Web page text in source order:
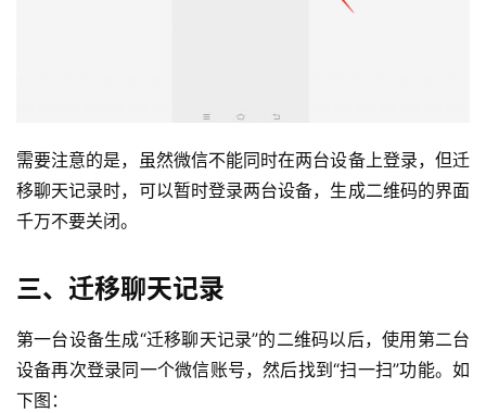
需要注意的是，虽然微信不能同时在两台设备上登录，但迁
移聊天记录时，可以暂时登录两台设备，生成二维码的界面
千万不要关闭。
三、迁移聊天记录
第一台设备生成“迁移聊天记录”的二维码以后，使用第二台
设备再次登录同一个微信账号，然后找到“扫一扫”功能。如
下图：